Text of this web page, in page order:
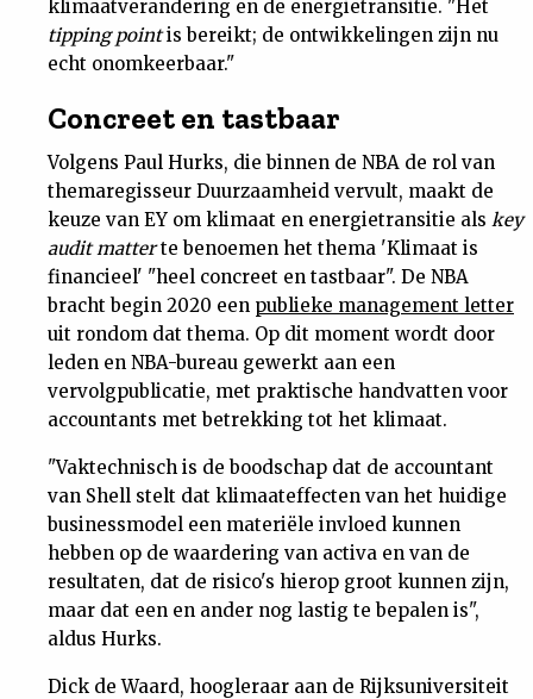
klimaatverandering en de energietransitie. "Het
tipping pointis bereikt; de ontwikkelingen zijn nu
echt onomkeerbaar."
Concreet en tastbaar
Volgens Paul Hurks, die binnen de NBA de rol van
themaregisseur Duurzaamheid vervult, maakt de
keuze van EY om klimaat en energietransitie als key
audit matterte benoemen het thema 'Klimaat is
financieel' "heel concreet en tastbaar". De NBA
bracht begin 2020 een publieke management letter
uit rondom dat thema. Op dit moment wordt door
leden en NBA-bureau gewerkt aan een
vervolgpublicatie, met praktische handvatten voor
accountants met betrekking tot het klimaat.
"Vaktechnisch is de boodschap dat de accountant
van Shell stelt dat klimaateffecten van het huidige
businessmodel een materiële invloed kunnen
hebben op de waardering van activa en van de
resultaten, dat de risico's hierop groot kunnen zijn,
maar dat een en ander nog lastig te bepalen is",
aldus Hurks.
Dick de Waard, hoogleraar aan de Rijksuniversiteit